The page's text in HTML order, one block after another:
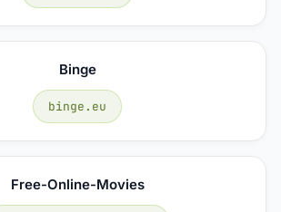
Binge
binge.eu
Free-Online-Movies